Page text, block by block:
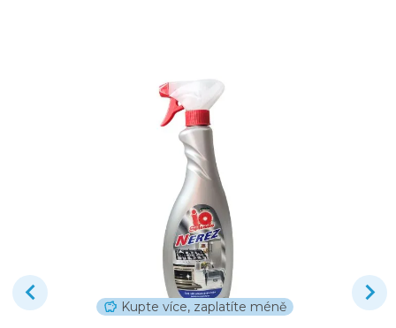
Kupte více, zaplatíte méně